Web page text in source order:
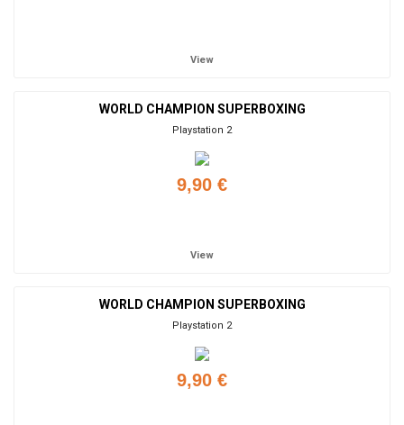
View
WORLD CHAMPION SUPERBOXING
Playstation 2
9,90 €
View
WORLD CHAMPION SUPERBOXING
Playstation 2
9,90 €